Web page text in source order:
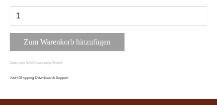
Copyright MAXXmarketing GmbH
JoomShopping Download & Support